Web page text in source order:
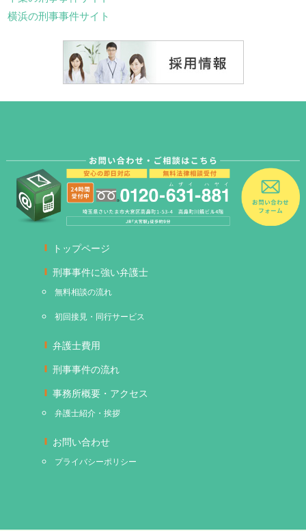
横浜の刑事事件サイト
トップページ
刑事事件に強い弁護士
無料相談の流れ
初回接見・同行サービス
弁護士費用
刑事事件の流れ
事務所概要・アクセス
弁護士紹介・挨拶
お問い合わせ
プライバシーポリシー